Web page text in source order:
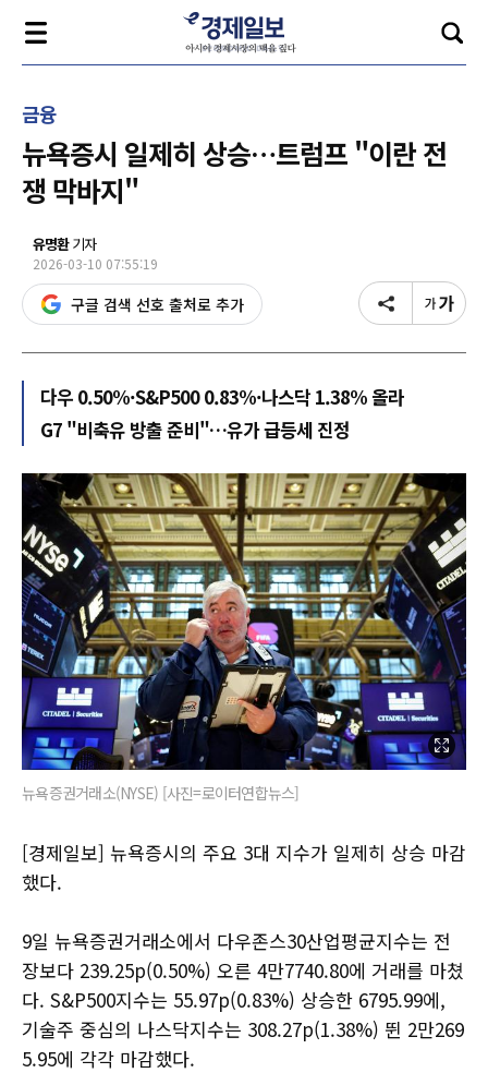
금융
뉴욕증시 일제히 상승…트럼프 "이란 전
쟁 막바지"
유명환기자
2026-03-10 07:55:19
구글 검색 선호 출처로 추가
다우 0.50%·S&P500 0.83%·나스닥 1.38% 올라
G7 "비축유 방출 준비"…유가 급등세 진정
뉴욕증권거래소(NYSE) [사진=로이터연합뉴스]
[경제일보] 뉴욕증시의 주요 3대 지수가 일제히 상승 마감
했다.
9일 뉴욕증권거래소에서 다우존스30산업평균지수는 전
장보다 239.25p(0.50%) 오른 4만7740.80에 거래를 마쳤
다. S&P500지수는 55.97p(0.83%) 상승한 6795.99에,
기술주 중심의 나스닥지수는 308.27p(1.38%) 뛴 2만269
5.95에 각각 마감했다.